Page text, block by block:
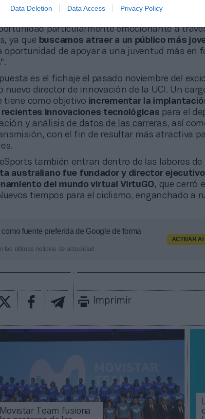
Data Deletion Data Access Privacy Policy
particularmente emocionante a
ya que buscamos atraer a un público más
oportunidad de apoyar a una juventud más en
es el fichaje el pasado noviembre del
nuevo director de innovación de la UCI. Un
tiene como objetivo incrementar la
innovaciones tecnológicas para el
y análisis de datos de las carreras, así
con el fin de resultar más atractiva
también entran dentro de las labores de
australiano fue fundador y director
del mundo virtual VirtuGO, que cerró
tiempos para el ciclismo, enganchado a
como fuente preferida de Google de forma
las últimas noticias de actualidad.
ACTIVAR
Imprimir
Movistar Team fusiona